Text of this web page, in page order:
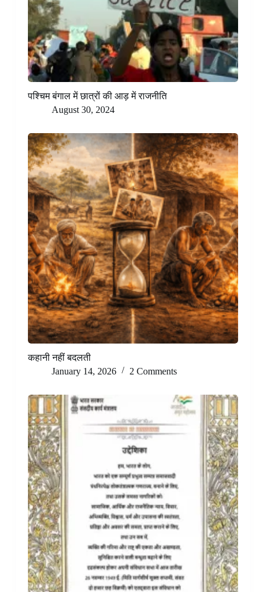
पश्चिम बंगाल में छात्रों की आड़ में राजनीति
August 30, 2024
कहानी नहीं बदलती
January 14, 2026
2 Comments